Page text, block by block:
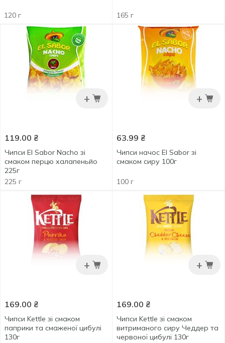
120 г 165 г
+
119.00 ₴
Чипси El Sabor Nacho зі
смаком перцю халапеньйо
225г
225 г
+
63.99 ₴
Чипси начос El Sabor зі
смаком сиру 100г
100 г
+
169.00 ₴
Чипси Kettle зі смаком
паприки та смаженої цибулі
130г
+
169.00 ₴
Чипси Kettle зі смаком
витриманого сиру Чеддер та
червоної цибулі 130г